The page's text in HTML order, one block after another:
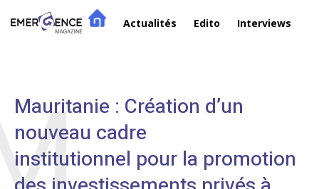
Actualités Edito Interviews
Mauritanie : Création d’un
nouveau cadre
institutionnel pour la promotion